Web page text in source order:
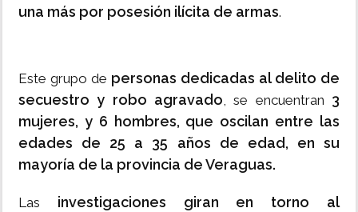
una más por posesión ilícita de armas.
Este grupo de personas dedicadas al delito de
secuestro y robo agravado, se encuentran 3
mujeres, y 6 hombres, que oscilan entre las
edades de 25 a 35 años de edad, en su
mayoría de la provincia de Veraguas.
Las investigaciones giran en torno al